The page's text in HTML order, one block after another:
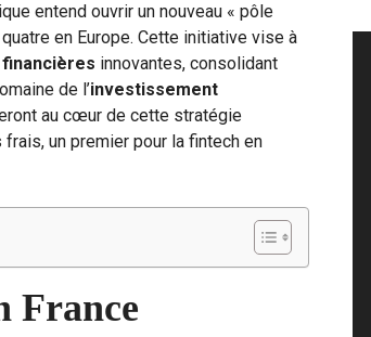
entend ouvrir un nouveau « pôle
en Europe. Cette initiative vise à
innovantes, consolidant
de l’investissement
au cœur de cette stratégie
frais, un premier pour la fintech en
France